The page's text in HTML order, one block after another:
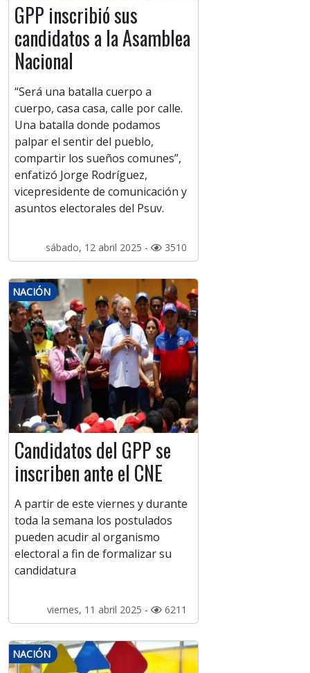
GPP inscribió sus
candidatos a la Asamblea
Nacional
“Será una batalla cuerpo a
cuerpo, casa casa, calle por calle.
Una batalla donde podamos
palpar el sentir del pueblo,
compartir los sueños comunes”,
enfatizó Jorge Rodríguez,
vicepresidente de comunicación y
asuntos electorales del Psuv.
sábado, 12 abril 2025 - 3510
NACIÓN
Candidatos del GPP se
inscriben ante el CNE
A partir de este viernes y durante
toda la semana los postulados
pueden acudir al organismo
electoral a fin de formalizar su
candidatura
viernes, 11 abril 2025 - 6211
NACIÓN